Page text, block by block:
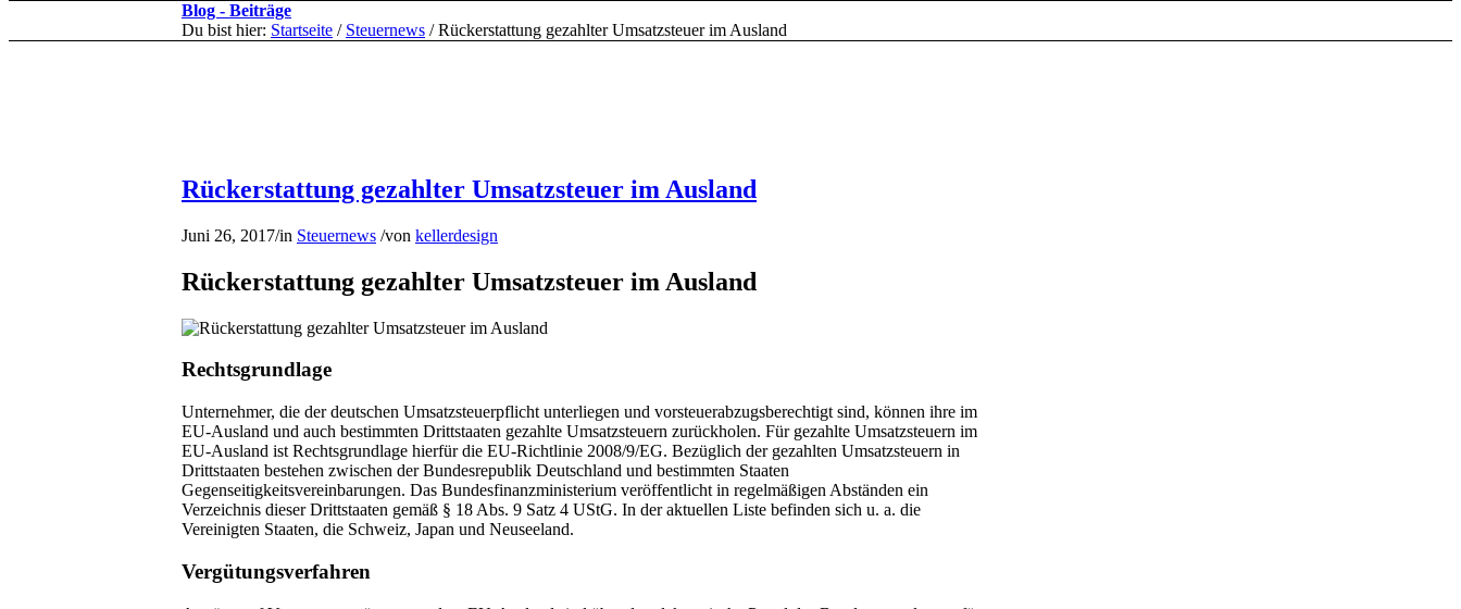
Blog - Beiträge
Du bist hier: Startseite / Steuernews / Rückerstattung gezahlter Umsatzsteuer im Ausland
Rückerstattung gezahlter Umsatzsteuer im Ausland
Juni 26, 2017/in Steuernews /von kellerdesign
Rückerstattung gezahlter Umsatzsteuer im Ausland
Rechtsgrundlage
Unternehmer, die der deutschen Umsatzsteuerpflicht unterliegen und vorsteuerabzugsberechtigt sind, können ihre im
EU-Ausland und auch bestimmten Drittstaaten gezahlte Umsatzsteuern zurückholen. Für gezahlte Umsatzsteuern im
EU-Ausland ist Rechtsgrundlage hierfür die EU-Richtlinie 2008/9/EG. Bezüglich der gezahlten Umsatzsteuern in
Drittstaaten bestehen zwischen der Bundesrepublik Deutschland und bestimmten Staaten
Gegenseitigkeitsvereinbarungen. Das Bundesfinanzministerium veröffentlicht in regelmäßigen Abständen ein
Verzeichnis dieser Drittstaaten gemäß § 18 Abs. 9 Satz 4 UStG. In der aktuellen Liste befinden sich u. a. die
Vereinigten Staaten, die Schweiz, Japan und Neuseeland.
Vergütungsverfahren